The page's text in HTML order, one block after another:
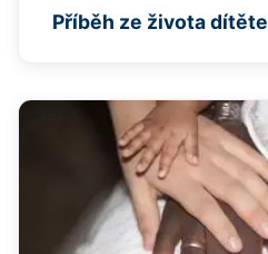
Příběh ze života dítěte